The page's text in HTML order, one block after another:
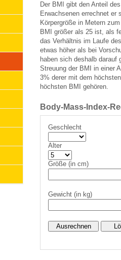
Jugendliche
Teenager: J1 bis J2
Impfreaktionen
Impfsicherheit
Recht auf Impfung
Vorsorge- und
Sofortmaßnahmen
Notdienste
Link-Tipps
Wachstum-Rechner
Empfehlungen zum
Material zu den
Entwicklungskalender
Broschüren und
Familienzeit gesund
Der BMI gibt den Anteil
Erwachsenen errechnet er
Körpergröße in Metern
BMI größer als 25 ist, als
das Verhältnis im Laufe
etwas höher als bei
haben sich deshalb
Streuung der BMI in einer
3% derer mit dem
höchsten BMI gehören.
Body-Mass-Index-
Geschlecht
Alter
Größe (in cm)
Gewicht (in kg)